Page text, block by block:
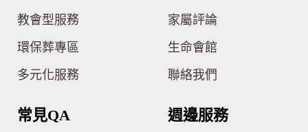
教會型服務
環保葬專區
多元化服務
家屬評論
生命會館
聯絡我們
常見QA 週邊服務